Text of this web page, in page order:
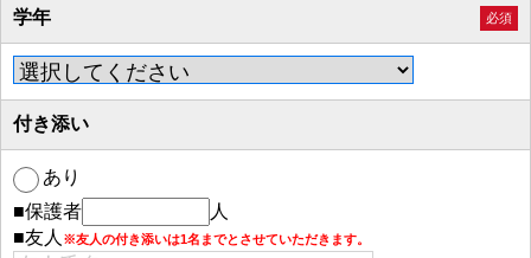
学年 必須
付き添い
あり
■保護者
人
■友人 ※友人の付き添いは1名までとさせていただきます。